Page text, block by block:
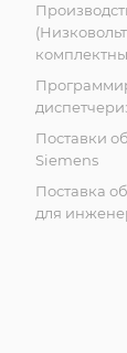
Поставки
Siemens
Поставка
для